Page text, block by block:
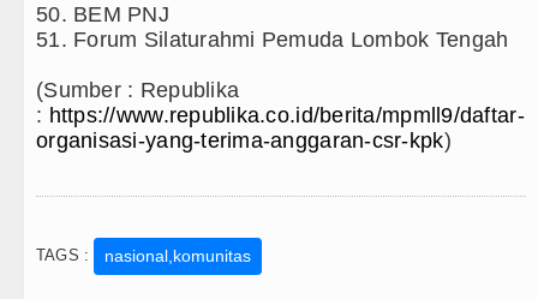
50. BEM PNJ
51. Forum Silaturahmi Pemuda Lombok Tengah
(Sumber : Republika
: https://www.republika.co.id/berita/mpmll9/daftar-
organisasi-yang-terima-anggaran-csr-kpk)
TAGS : nasional,komunitas